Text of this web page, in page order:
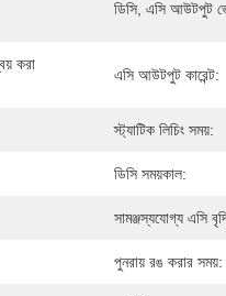
ডিসি, এসি আউটপুট
করা
এসি আউটপুট কারেন্ট:
স্ট্যাটিক লিচিং সময়:
ডিসি সময়কাল:
সামঞ্জস্যযোগ্য এসি
পুনরায় রঙ করার সময়: